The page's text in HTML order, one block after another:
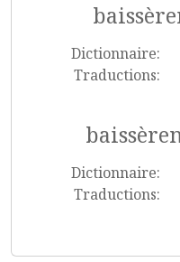
Dictionnaire:
Traductions:
Dictionnaire:
Traductions: